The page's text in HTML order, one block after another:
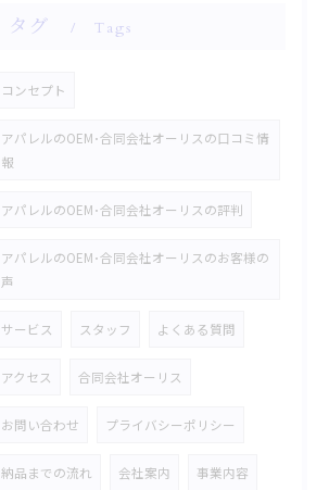
タグ Tags
コンセプト
アパレルのOEM･合同会社オーリスの口コミ情
報
アパレルのOEM･合同会社オーリスの評判
アパレルのOEM･合同会社オーリスのお客様の
声
サービス スタッフ よくある質問
アクセス 合同会社オーリス
お問い合わせ プライバシーポリシー
納品までの流れ 会社案内 事業内容